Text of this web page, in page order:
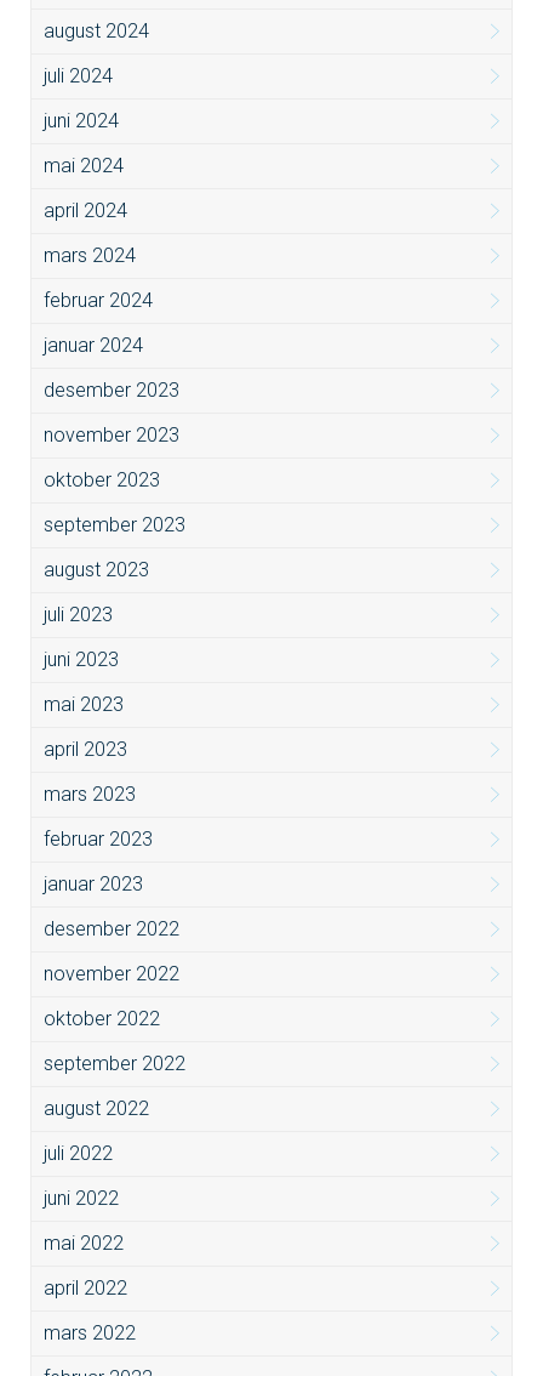
august 2024
juli 2024
juni 2024
mai 2024
april 2024
mars 2024
februar 2024
januar 2024
desember 2023
november 2023
oktober 2023
september 2023
august 2023
juli 2023
juni 2023
mai 2023
april 2023
mars 2023
februar 2023
januar 2023
desember 2022
november 2022
oktober 2022
september 2022
august 2022
juli 2022
juni 2022
mai 2022
april 2022
mars 2022